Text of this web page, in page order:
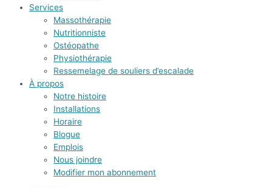
Services
Massothérapie
Nutritionniste
Ostéopathe
Physiothérapie
Ressemelage de souliers d’escalade
À propos
Notre histoire
Installations
Horaire
Blogue
Emplois
Nous joindre
Modifier mon abonnement